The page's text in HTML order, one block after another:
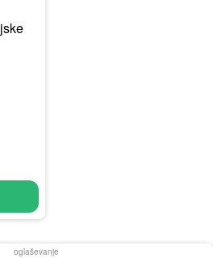
oglaševanje